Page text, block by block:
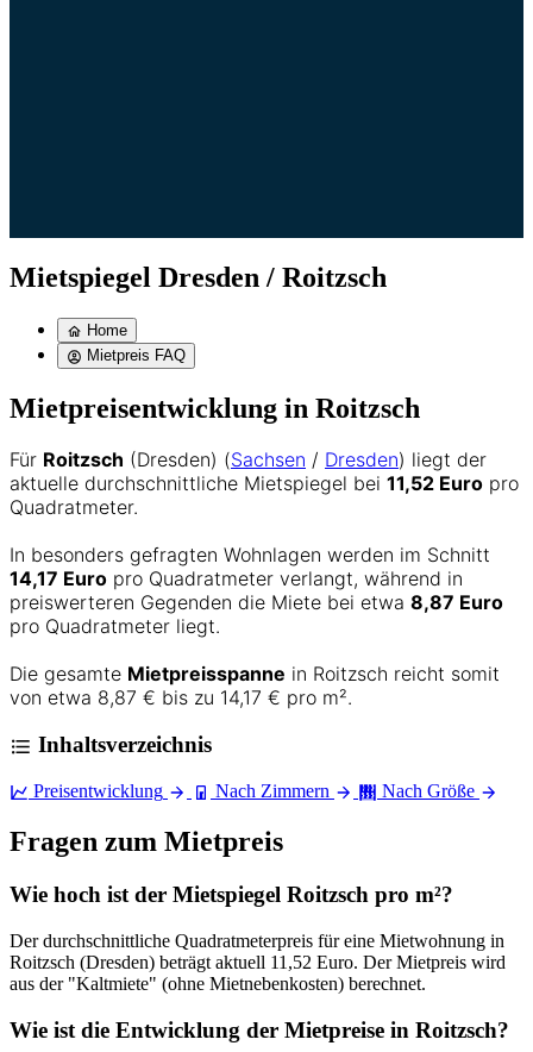
Mietspiegel Dresden / Roitzsch
Home
Mietpreis FAQ
Mietpreisentwicklung in Roitzsch
Für Roitzsch (Dresden) (Sachsen / Dresden) liegt der
aktuelle durchschnittliche Mietspiegel bei 11,52 Euro pro
Quadratmeter.
In besonders gefragten Wohnlagen werden im Schnitt
14,17 Euro pro Quadratmeter verlangt, während in
preiswerteren Gegenden die Miete bei etwa 8,87 Euro
pro Quadratmeter liegt.
Die gesamte Mietpreisspanne in Roitzsch reicht somit
von etwa 8,87 € bis zu 14,17 € pro m².
Inhaltsverzeichnis
Preisentwicklung Nach Zimmern Nach Größe
Fragen zum Mietpreis
Wie hoch ist der Mietspiegel Roitzsch pro m²?
Der durchschnittliche Quadratmeterpreis für eine Mietwohnung in
Roitzsch (Dresden) beträgt aktuell 11,52 Euro. Der Mietpreis wird
aus der "Kaltmiete" (ohne Mietnebenkosten) berechnet.
Wie ist die Entwicklung der Mietpreise in Roitzsch?